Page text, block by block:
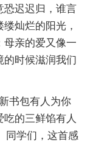
恐迟迟归，谁言
灿烂的阳光，
母亲的爱又像一
的时候滋润我们
书包有人为你
的三鲜馅有人
同学们，这首感